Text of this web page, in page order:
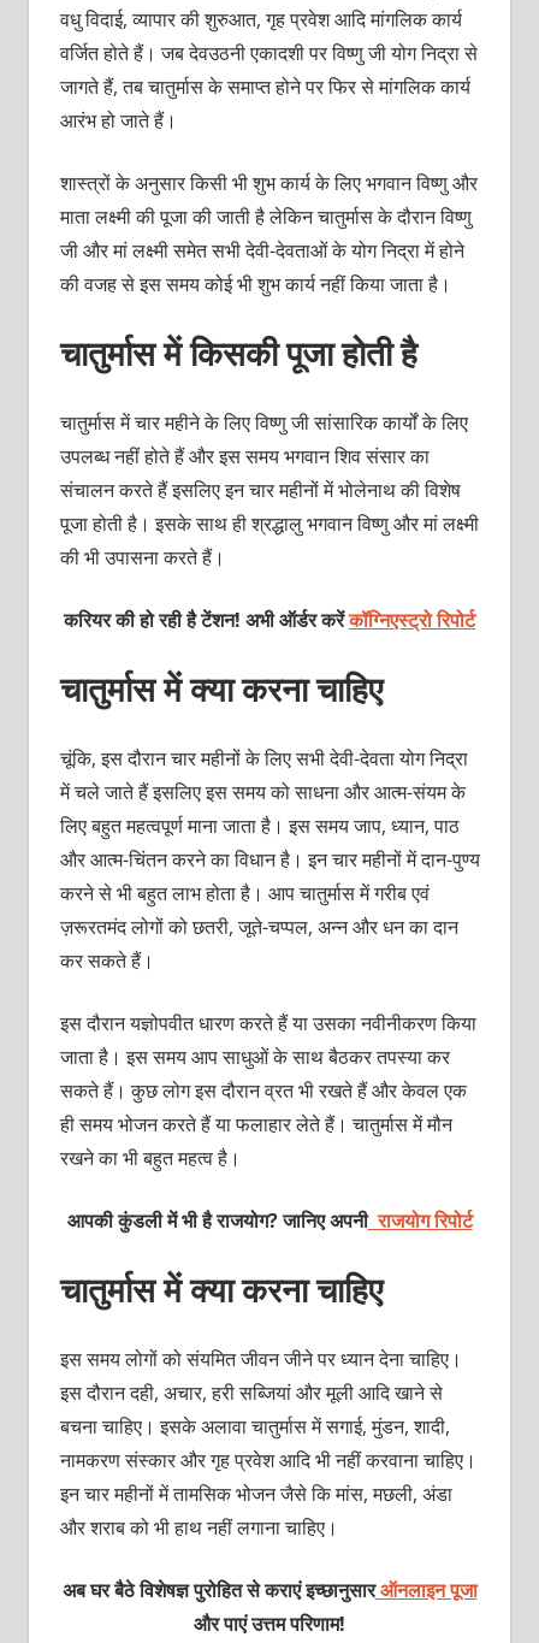
वधु विदाई, व्‍यापार की शुरुआत, गृह प्रवेश आदि मांगलिक कार्य
वर्जित होते हैं। जब देवउठनी एकादशी पर विष्‍णु जी योग निद्रा से
जागते हैं, तब चातुर्मास के समाप्‍त होने पर फिर से मांगलिक कार्य
आरंभ हो जाते हैं।
शास्‍त्रों के अनुसार किसी भी शुभ कार्य के लिए भगवान विष्‍णु और
माता लक्ष्‍मी की पूजा की जाती है लेकिन चातुर्मास के दौरान विष्‍णु
जी और मां लक्ष्‍मी समेत सभी देवी-देवताओं के योग निद्रा में होने
की वजह से इस समय कोई भी शुभ कार्य नहीं किया जाता है।
चातुर्मास में किसकी पूजा होती है
चातुर्मास में चार महीने के लिए विष्‍णु जी सांसारिक कार्यों के लिए
उपलब्‍ध नहीं होते हैं और इस समय भगवान शिव संसार का
संचालन करते हैं इसलिए इन चार महीनों में भोलेनाथ की विशेष
पूजा होती है। इसके साथ ही श्रद्धालु भगवान विष्‍णु और मां लक्ष्‍मी
की भी उपासना करते हैं।
करियर की हो रही है टेंशन! अभी ऑर्डर करेंकॉग्निएस्ट्रो रिपोर्ट
चातुर्मास में क्‍या करना चाहिए
चूंकि, इस दौरान चार महीनों के लिए सभी देवी-देवता योग निद्रा
में चले जाते हैं इसलिए इस समय को साधना और आत्‍म-संयम के
लिए बहुत महत्‍वपूर्ण माना जाता है। इस समय जाप, ध्‍यान, पाठ
और आत्‍म-चिंतन करने का विधान है। इन चार महीनों में दान-पुण्‍य
करने से भी बहुत लाभ होता है। आप चातुर्मास में गरीब एवं
ज़रूरतमंद लोगों को छतरी, जूते-चप्‍पल, अन्‍न और धन का दान
कर सकते हैं।
इस दौरान यज्ञोपवीत धारण करते हैं या उसका नवीनीकरण किया
जाता है। इस समय आप साधुओं के साथ बैठकर तपस्‍या कर
सकते हैं। कुछ लोग इस दौरान व्रत भी रखते हैं और केवल एक
ही समय भोजन करते हैं या फलाहार लेते हैं। चातुर्मास में मौन
रखने का भी बहुत महत्‍व है।
आपकी कुंडली में भी है राजयोग? जानिए अपनीराजयोग रिपोर्ट
चातुर्मास में क्‍या करना चाहिए
इस समय लोगों को संयमित जीवन जीने पर ध्‍यान देना चाहिए।
इस दौरान दही, अचार, हरी सब्जियां और मूली आदि खाने से
बचना चाहिए। इसके अलावा चातुर्मास में सगाई, मुंडन, शादी,
नामकरण संस्‍कार और गृह प्रवेश आदि भी नहीं करवाना चाहिए।
इन चार महीनों में तामसिक भोजन जैसे कि मांस, मछली, अंडा
और शराब को भी हाथ नहीं लगाना चाहिए।
अब घर बैठे विशेषज्ञ पुरोहित से कराएं इच्छानुसारऑनलाइन पूजा
और पाएं उत्तम परिणाम!